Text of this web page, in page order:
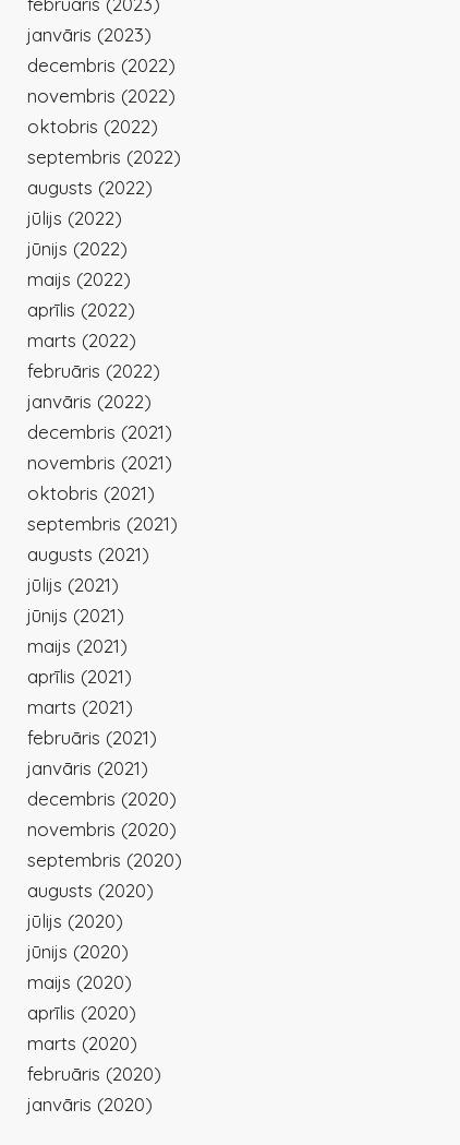
janvāris (2023)
decembris (2022)
novembris (2022)
oktobris (2022)
septembris (2022)
augusts (2022)
jūlijs (2022)
jūnijs (2022)
maijs (2022)
aprīlis (2022)
marts (2022)
februāris (2022)
janvāris (2022)
decembris (2021)
novembris (2021)
oktobris (2021)
septembris (2021)
augusts (2021)
jūlijs (2021)
jūnijs (2021)
maijs (2021)
aprīlis (2021)
marts (2021)
februāris (2021)
janvāris (2021)
decembris (2020)
novembris (2020)
septembris (2020)
augusts (2020)
jūlijs (2020)
jūnijs (2020)
maijs (2020)
aprīlis (2020)
marts (2020)
februāris (2020)
janvāris (2020)